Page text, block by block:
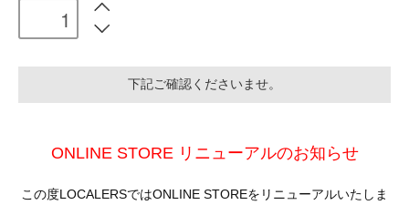
下記ご確認くださいませ。
ONLINE STORE リニューアルのお知らせ
この度LOCALERSではONLINE STOREをリニューアルいたしま